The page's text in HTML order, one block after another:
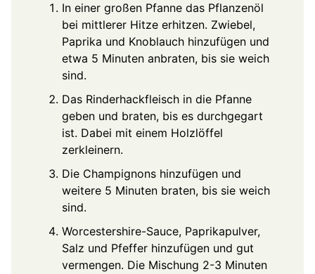
In einer großen Pfanne das Pflanzenöl
bei mittlerer Hitze erhitzen. Zwiebel,
Paprika und Knoblauch hinzufügen und
etwa 5 Minuten anbraten, bis sie weich
sind.
Das Rinderhackfleisch in die Pfanne
geben und braten, bis es durchgegart
ist. Dabei mit einem Holzlöffel
zerkleinern.
Die Champignons hinzufügen und
weitere 5 Minuten braten, bis sie weich
sind.
Worcestershire-Sauce, Paprikapulver,
Salz und Pfeffer hinzufügen und gut
vermengen. Die Mischung 2-3 Minuten